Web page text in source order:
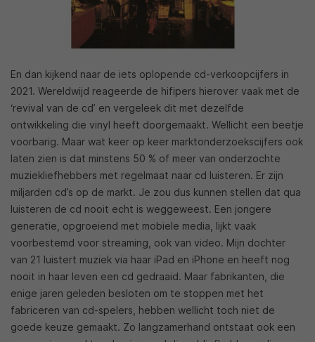
En dan kijkend naar de iets oplopende cd-verkoopcijfers in
2021. Wereldwijd reageerde de hifipers hierover vaak met de
‘revival van de cd’ en vergeleek dit met dezelfde
ontwikkeling die vinyl heeft doorgemaakt. Wellicht een beetje
voorbarig. Maar wat keer op keer marktonderzoekscijfers ook
laten zien is dat minstens 50 % of meer van onderzochte
muziekliefhebbers met regelmaat naar cd luisteren. Er zijn
miljarden cd’s op de markt. Je zou dus kunnen stellen dat qua
luisteren de cd nooit echt is weggeweest. Een jongere
generatie, opgroeiend met mobiele media, lijkt vaak
voorbestemd voor streaming, ook van video. Mijn dochter
van 21 luistert muziek via haar iPad en iPhone en heeft nog
nooit in haar leven een cd gedraaid. Maar fabrikanten, die
enige jaren geleden besloten om te stoppen met het
fabriceren van cd-spelers, hebben wellicht toch niet de
goede keuze gemaakt. Zo langzamerhand ontstaat ook een